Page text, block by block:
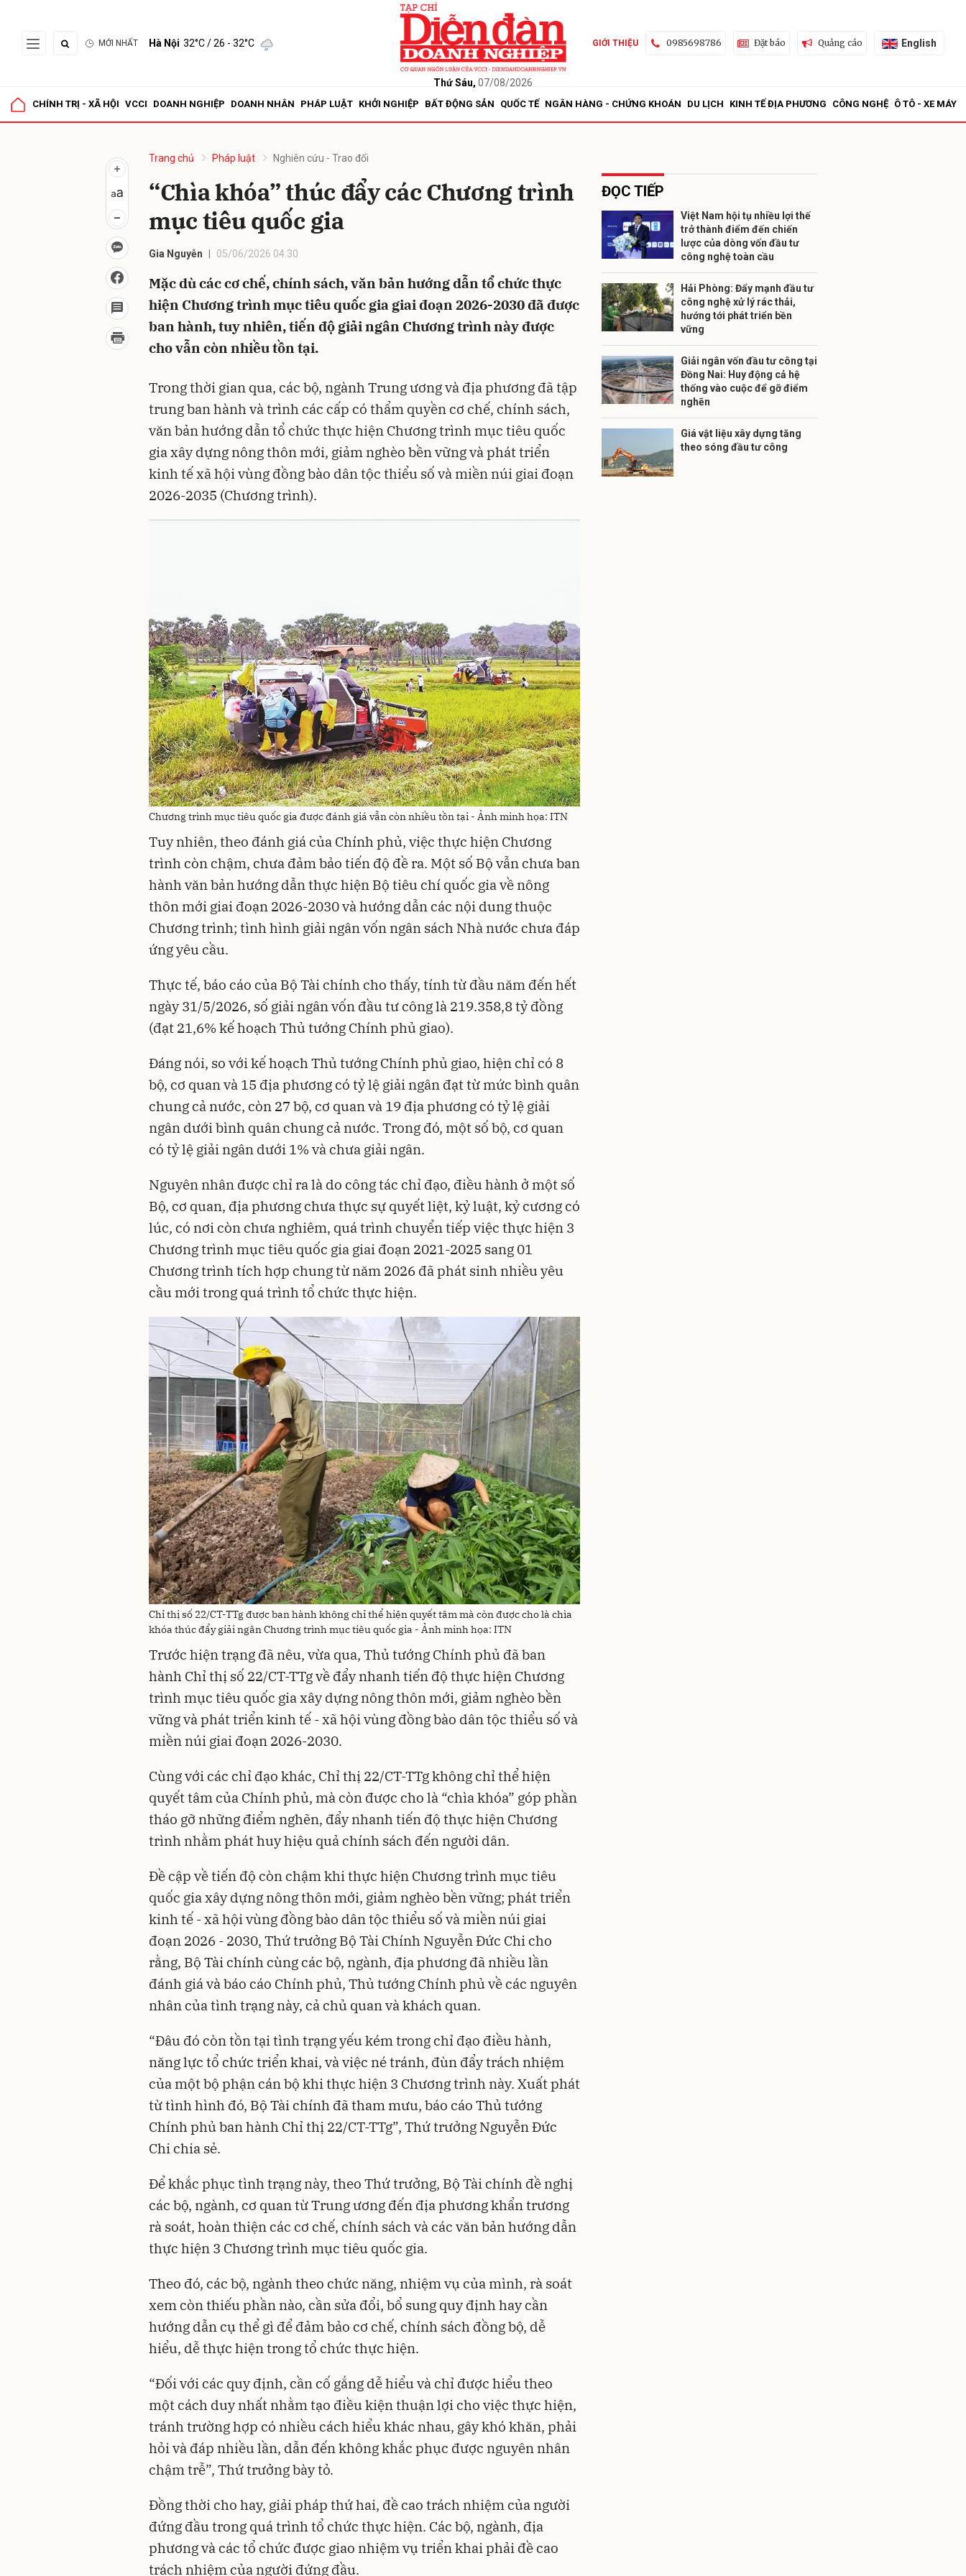
MỚI NHẤT Hà Nội 32°C/ 26 - 32°C
Thứ Sáu, 07/08/2026
GIỚI THIỆU 0985698786 Đặt báo Quảng cáo English
CHÍNH TRỊ - XÃ HỘI VCCI DOANH NGHIỆP DOANH NHÂN PHÁP LUẬT KHỞI NGHIỆP BẤT ĐỘNG SẢN QUỐC TẾ NGÂN HÀNG - CHỨNG KHOÁN DU LỊCH KINH TẾ ĐỊA PHƯƠNG CÔNG NGHỆ Ô TÔ - XE MÁY
Trang chủ Pháp luật Nghiên cứu - Trao đổi
“Chìa khóa” thúc đẩy các Chương trình
mục tiêu quốc gia
Gia Nguyễn 05/06/2026 04:30
Mặc dù các cơ chế, chính sách, văn bản hướng dẫn tổ chức thực
hiện Chương trình mục tiêu quốc gia giai đoạn 2026-2030 đã được
ban hành, tuy nhiên, tiến độ giải ngân Chương trình này được
cho vẫn còn nhiều tồn tại.
Trong thời gian qua, các bộ, ngành Trung ương và địa phương đã tập
trung ban hành và trình các cấp có thẩm quyền cơ chế, chính sách,
văn bản hướng dẫn tổ chức thực hiện Chương trình mục tiêu quốc
gia xây dựng nông thôn mới, giảm nghèo bền vững và phát triển
kinh tế xã hội vùng đồng bào dân tộc thiểu số và miền núi giai đoạn
2026-2035 (Chương trình).
Chương trình mục tiêu quốc gia được đánh giá vẫn còn nhiều tồn tại - Ảnh minh họa: ITN
Tuy nhiên, theo đánh giá của Chính phủ, việc thực hiện Chương
trình còn chậm, chưa đảm bảo tiến độ đề ra. Một số Bộ vẫn chưa ban
hành văn bản hướng dẫn thực hiện Bộ tiêu chí quốc gia về nông
thôn mới giai đoạn 2026-2030 và hướng dẫn các nội dung thuộc
Chương trình; tình hình giải ngân vốn ngân sách Nhà nước chưa đáp
ứng yêu cầu.
Thực tế, báo cáo của Bộ Tài chính cho thấy, tính từ đầu năm đến hết
ngày 31/5/2026, số giải ngân vốn đầu tư công là 219.358,8 tỷ đồng
(đạt 21,6% kế hoạch Thủ tướng Chính phủ giao).
Đáng nói, so với kế hoạch Thủ tướng Chính phủ giao, hiện chỉ có 8
bộ, cơ quan và 15 địa phương có tỷ lệ giải ngân đạt từ mức bình quân
chung cả nước, còn 27 bộ, cơ quan và 19 địa phương có tỷ lệ giải
ngân dưới bình quân chung cả nước. Trong đó, một số bộ, cơ quan
có tỷ lệ giải ngân dưới 1% và chưa giải ngân.
Nguyên nhân được chỉ ra là do công tác chỉ đạo, điều hành ở một số
Bộ, cơ quan, địa phương chưa thực sự quyết liệt, kỷ luật, kỷ cương có
lúc, có nơi còn chưa nghiêm, quá trình chuyển tiếp việc thực hiện 3
Chương trình mục tiêu quốc gia giai đoạn 2021-2025 sang 01
Chương trình tích hợp chung từ năm 2026 đã phát sinh nhiều yêu
cầu mới trong quá trình tổ chức thực hiện.
Chỉ thị số 22/CT-TTg được ban hành không chỉ thể hiện quyết tâm mà còn được cho là chìa
khóa thúc đẩy giải ngân Chương trình mục tiêu quốc gia - Ảnh minh họa: ITN
Trước hiện trạng đã nêu, vừa qua, Thủ tướng Chính phủ đã ban
hành Chỉ thị số 22/CT-TTg về đẩy nhanh tiến độ thực hiện Chương
trình mục tiêu quốc gia xây dựng nông thôn mới, giảm nghèo bền
vững và phát triển kinh tế - xã hội vùng đồng bào dân tộc thiểu số và
miền núi giai đoạn 2026-2030.
Cùng với các chỉ đạo khác, Chỉ thị 22/CT-TTg không chỉ thể hiện
quyết tâm của Chính phủ, mà còn được cho là “chìa khóa” góp phần
tháo gỡ những điểm nghẽn, đẩy nhanh tiến độ thực hiện Chương
trình nhằm phát huy hiệu quả chính sách đến người dân.
Đề cập về tiến độ còn chậm khi thực hiện Chương trình mục tiêu
quốc gia xây dựng nông thôn mới, giảm nghèo bền vững; phát triển
kinh tế - xã hội vùng đồng bào dân tộc thiểu số và miền núi giai
đoạn 2026 - 2030, Thứ trưởng Bộ Tài Chính Nguyễn Đức Chi cho
rằng, Bộ Tài chính cùng các bộ, ngành, địa phương đã nhiều lần
đánh giá và báo cáo Chính phủ, Thủ tướng Chính phủ về các nguyên
nhân của tình trạng này, cả chủ quan và khách quan.
“Đâu đó còn tồn tại tình trạng yếu kém trong chỉ đạo điều hành,
năng lực tổ chức triển khai, và việc né tránh, đùn đẩy trách nhiệm
của một bộ phận cán bộ khi thực hiện 3 Chương trình này. Xuất phát
từ tình hình đó, Bộ Tài chính đã tham mưu, báo cáo Thủ tướng
Chính phủ ban hành Chỉ thị 22/CT-TTg”, Thứ trưởng Nguyễn Đức
Chi chia sẻ.
Để khắc phục tình trạng này, theo Thứ trưởng, Bộ Tài chính đề nghị
các bộ, ngành, cơ quan từ Trung ương đến địa phương khẩn trương
rà soát, hoàn thiện các cơ chế, chính sách và các văn bản hướng dẫn
thực hiện 3 Chương trình mục tiêu quốc gia.
Theo đó, các bộ, ngành theo chức năng, nhiệm vụ của mình, rà soát
xem còn thiếu phần nào, cần sửa đổi, bổ sung quy định hay cần
hướng dẫn cụ thể gì để đảm bảo cơ chế, chính sách đồng bộ, dễ
hiểu, dễ thực hiện trong tổ chức thực hiện.
“Đối với các quy định, cần cố gắng dễ hiểu và chỉ được hiểu theo
một cách duy nhất nhằm tạo điều kiện thuận lợi cho việc thực hiện,
tránh trường hợp có nhiều cách hiểu khác nhau, gây khó khăn, phải
hỏi và đáp nhiều lần, dẫn đến không khắc phục được nguyên nhân
chậm trễ”, Thứ trưởng bày tỏ.
Đồng thời cho hay, giải pháp thứ hai, đề cao trách nhiệm của người
đứng đầu trong quá trình tổ chức thực hiện. Các bộ, ngành, địa
phương và các tổ chức được giao nhiệm vụ triển khai phải đề cao
trách nhiệm của người đứng đầu.
ĐỌC TIẾP
Việt Nam hội tụ nhiều lợi thế
trở thành điểm đến chiến
lược của dòng vốn đầu tư
công nghệ toàn cầu
Hải Phòng: Đẩy mạnh đầu tư
công nghệ xử lý rác thải,
hướng tới phát triển bền
vững
Giải ngân vốn đầu tư công tại
Đồng Nai: Huy động cả hệ
thống vào cuộc để gỡ điểm
nghẽn
Giá vật liệu xây dựng tăng
theo sóng đầu tư công
Gửi